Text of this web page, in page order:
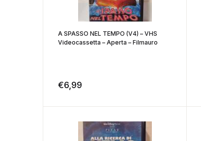
A SPASSO NEL TEMPO (V4) – VHS
Videocassetta – Aperta – Filmauro
€6,99